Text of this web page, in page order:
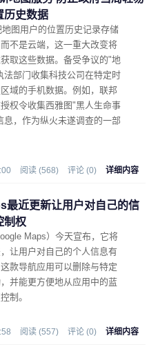
历史数据
图用户的位置历史记录存储
不是云端，这一重大改变将
取这些数据。备受争议的"地
法部门收集科技公司在特定时
域的手机数据。例如，联邦
权令收集西雅图"黑人生命事
息，作为纵火未遂调查的一部
阅读 (568) 评论 (0) 详细内容
最近更新让用户对自己的信
制权
Maps）今天宣布，它将
让用户对自己的个人信息有
款导航应用可以删除与特定
并能更方便地从应用中的蓝
制。
阅读 (557) 评论 (0) 详细内容